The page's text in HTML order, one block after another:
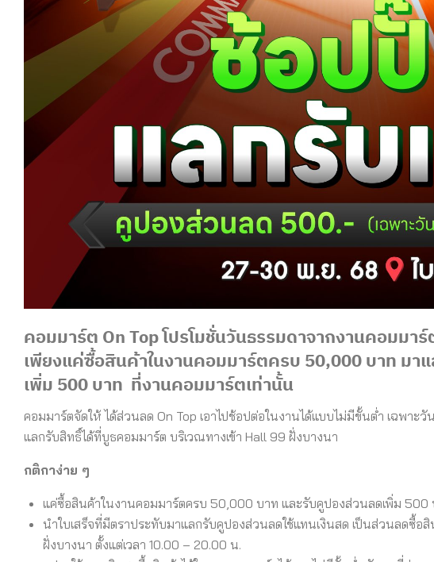
คอมมาร์ต On Topโปรโมชั่นวันธรรมดาจากงานคอมมาร์
เพียงแค่ซื้อสินค้าในงานคอมมาร์ตครบ 50,000 บาท มา
เพิ่ม 500 บาท ที่งานคอมมาร์ตเท่านั้น
คอมมาร์ตจัดให้ ได้ส่วนลด On Top เอาไปช้อปต่อในงานได้แบบไม่มีขั้นต่ำ เฉพาะ
แลกรับสิทธิ์ได้ที่บูธคอมมาร์ต บริเวณทางเข้า Hall 99 ฝั่งบางนา
กติกาง่าย ๆ
แค่ซื้อสินค้าในงานคอมมาร์ตครบ 50,000 บาท และรับคูปองส่วนลดเพิ่ม 500
นำใบเสร็จที่มีตราประทับมาแลกรับคูปองส่วนลดใช้แทนเงินสด เป็นส่วนลดซื้
ฝั่งบางนา ตั้งแต่เวลา 10.00 – 20.00 น.